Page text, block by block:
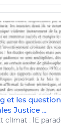
et les
Justice ...
clImat : lE